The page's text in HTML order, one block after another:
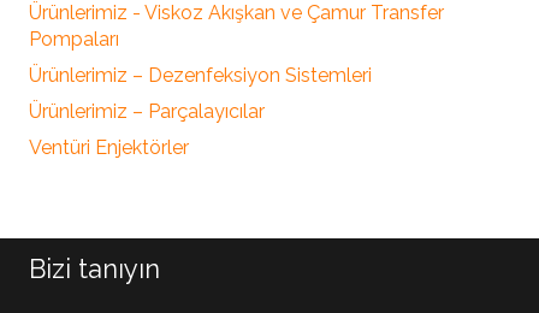
Ürünlerimiz - Viskoz Akışkan ve Çamur Transfer
Pompaları
Ürünlerimiz – Dezenfeksiyon Sistemleri
Ürünlerimiz – Parçalayıcılar
Ventüri Enjektörler
Bizi tanıyın